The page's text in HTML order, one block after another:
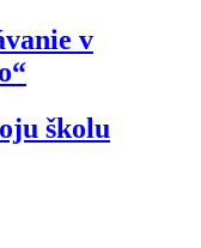
v
školu